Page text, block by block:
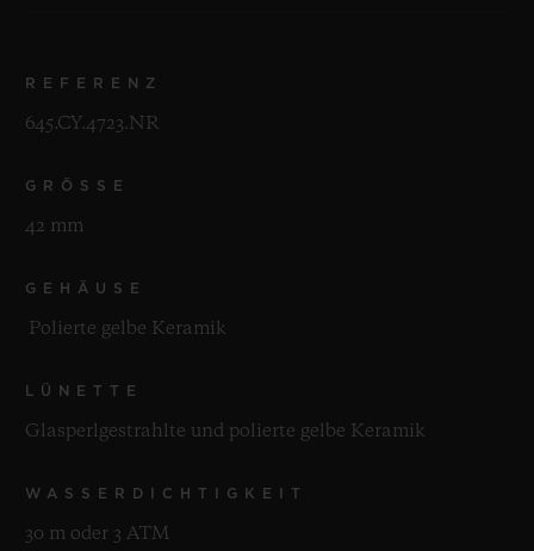
REFERENZ
645.CY.4723.NR
GRÖSSE
42 mm
GEHÄUSE
Polierte gelbe Keramik
LÜNETTE
Glasperlgestrahlte und polierte gelbe Keramik
WASSERDICHTIGKEIT
30 m oder 3 ATM